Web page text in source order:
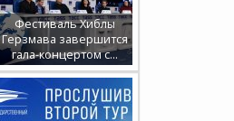
Фестиваль Хиблы
Герзмава завершится
гала-концертом с…